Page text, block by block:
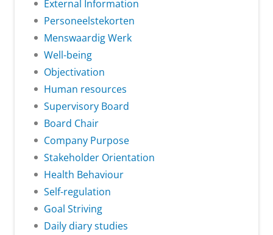
External Information
Personeelstekorten
Menswaardig Werk
Well-being
Objectivation
Human resources
Supervisory Board
Board Chair
Company Purpose
Stakeholder Orientation
Health Behaviour
Self-regulation
Goal Striving
Daily diary studies